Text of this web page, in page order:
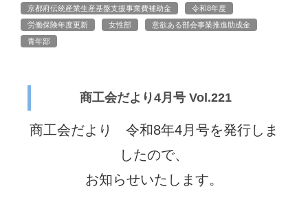
京都府伝統産業生産基盤支援事業費補助金
令和8年度
労働保険年度更新
女性部
意欲ある部会事業推進助成金
青年部
商工会だより4月号 Vol.221
商工会だより 令和8年4月号を発行しま
したので、
お知らせいたします。